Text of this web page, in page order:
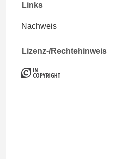
Links
Nachweis
Lizenz-/Rechtehinweis